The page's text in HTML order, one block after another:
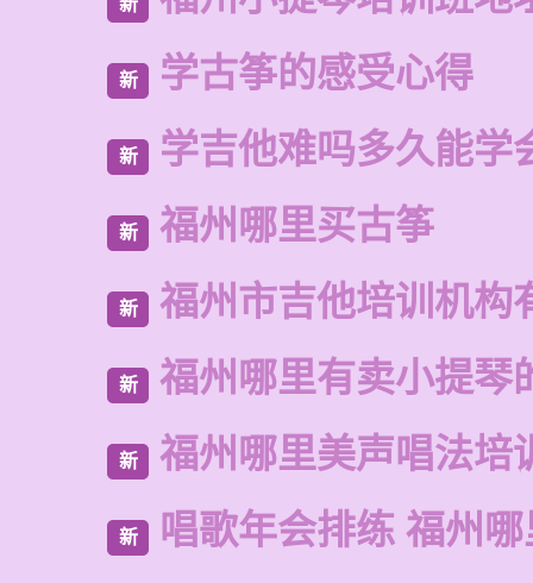
新
新 学古筝的感受心得
新 学吉他难吗多久能学
新 福州哪里买古筝
新 福州市吉他培训机构
新 福州哪里有卖小提琴
新 福州哪里美声唱法培
新 唱歌年会排练 福州